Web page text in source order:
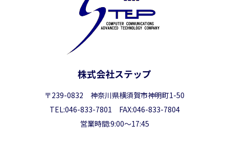
株式会社ステップ
〒239-0832 神奈川県横須賀市神明町1-50
TEL:046-833-7801 FAX:046-833-7804
営業時間:9:00～17:45